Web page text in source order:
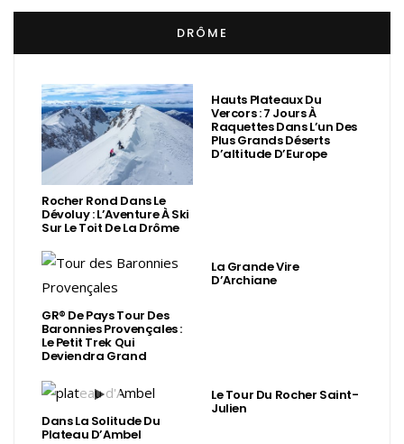
DRÔME
Rocher Rond Dans Le
Dévoluy : L’Aventure À Ski
Sur Le Toit De La Drôme
Hauts Plateaux Du
Vercors : 7 Jours À
Raquettes Dans L’un Des
Plus Grands Déserts
D’altitude D’Europe
GR® De Pays Tour Des
Baronnies Provençales :
Le Petit Trek Qui
Deviendra Grand
La Grande Vire
D’Archiane
Dans La Solitude Du
Plateau D’Ambel
Le Tour Du Rocher Saint-
Julien